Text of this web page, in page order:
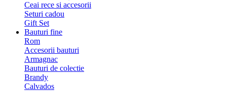
Ceai rece si accesorii
Seturi cadou
Gift Set
Bauturi fine
Rom
Accesorii bauturi
Armagnac
Bauturi de colectie
Brandy
Calvados